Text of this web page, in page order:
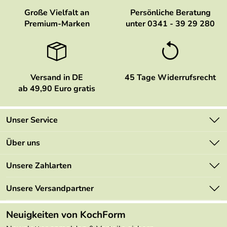
Ich werde sehr gerne wieder etwas Bestellen.
Kaufdatum: 25.05.2014
Bewertungsdatum: 11.06.2014
Große Vielfalt an
Premium-Marken
Persönliche Beratung
unter 0341 - 39 29 280
Versand in DE
ab 49,90 Euro gratis
45 Tage Widerrufsrecht
Unser Service
Kontakt
Mehrwertsteuerfrei
Retourenportal
FAQs
Lieferbedingungen
Über uns
Marken
Angebote
Made in Germany
Unsere Zahlarten
Unsere Versandpartner
Neuigkeiten von KochForm